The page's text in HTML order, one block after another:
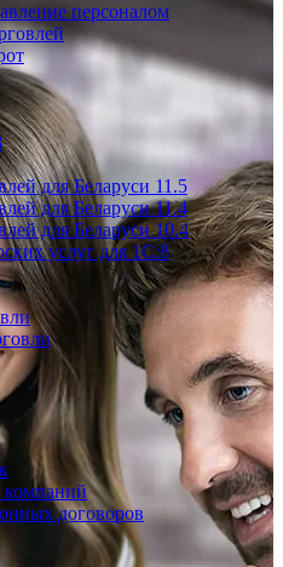
персоналом
для Беларуси 11.5
для Беларуси 11.4
для Беларуси 10.4
услуг для 1С:8
компаний
договоров